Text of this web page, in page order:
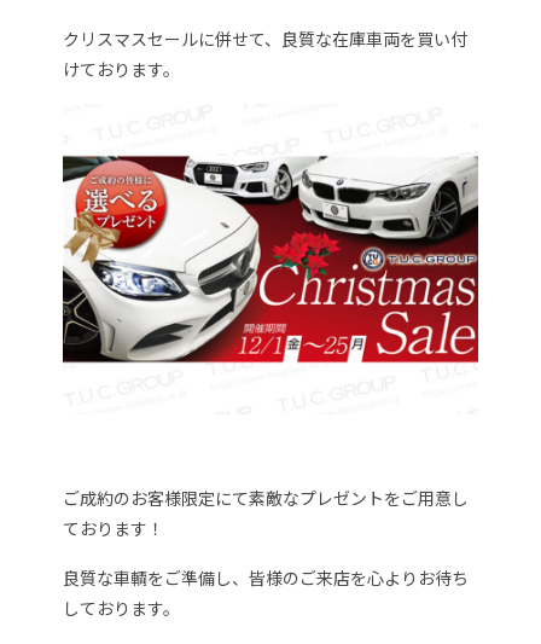
クリスマスセールに併せて、良質な在庫車両を買い付
けております。
ご成約のお客様限定にて素敵なプレゼントをご用意し
ております！
良質な車輌をご準備し、皆様のご来店を心よりお待ち
しております。